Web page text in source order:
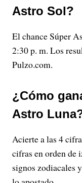
Astro Sol?
El chance Súper
2:30 p. m. Los
Pulzo.com.
¿Cómo
Astro
Acierte a las 4
cifras en orden de
signos zodiacales